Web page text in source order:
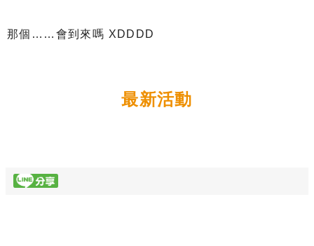
那個……會到來嗎 XDDDD
最新活動